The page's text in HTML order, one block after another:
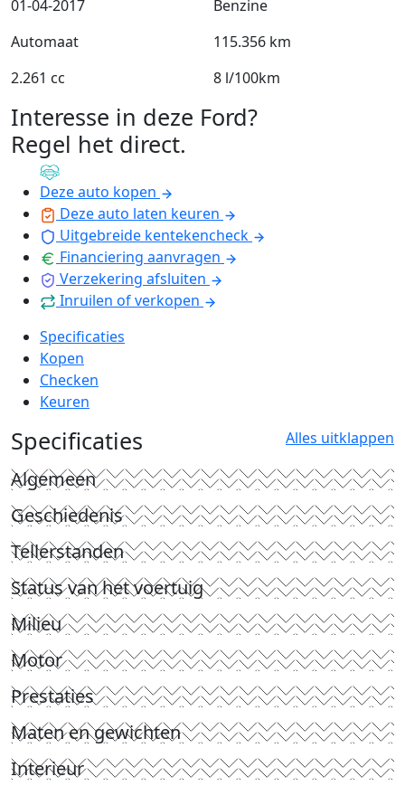
01-04-2017
Benzine
Automaat
115.356 km
2.261 cc
8 l/100km
Interesse in deze Ford?
Regel het direct.
Deze auto kopen
Deze auto laten keuren
Uitgebreide kentekencheck
Financiering aanvragen
Verzekering afsluiten
Inruilen of verkopen
Specificaties
Kopen
Checken
Keuren
Specificaties Alles uitklappen
Algemeen
Geschiedenis
Tellerstanden
Status van het voertuig
Milieu
Motor
Prestaties
Maten en gewichten
Interieur